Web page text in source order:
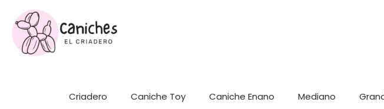
Criadero Caniche Toy Caniche Enano Mediano